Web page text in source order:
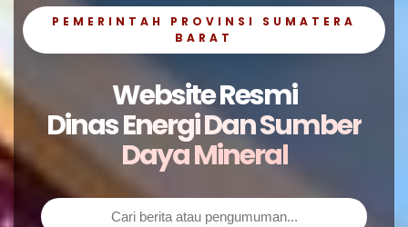
PEMERINTAH PROVINSI SUMATERA
BARAT
Website Resmi
Dinas Energi Dan Sumber
Daya Mineral